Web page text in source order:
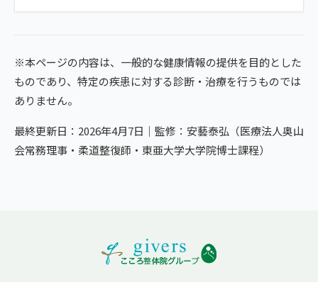
※本ページの内容は、一般的な健康情報の提供を目的とした
ものであり、特定の疾患に対する診断・治療を行うものでは
ありません。
最終更新日：2026年4月7日｜監修：安藝泰弘（医療法人奥山
会常務理事・柔道整復師・東亜大学大学院博士課程）